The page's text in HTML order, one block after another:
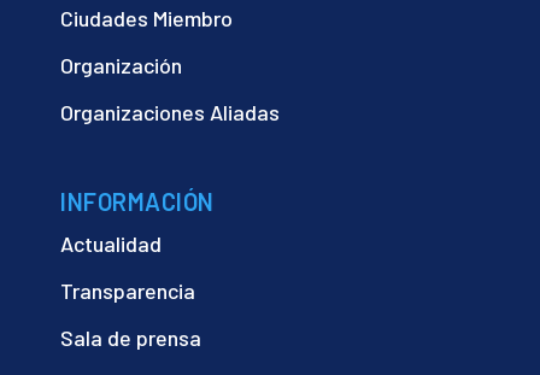
Ciudades Miembro
Organización
Organizaciones Aliadas
INFORMACIÓN
Actualidad
Transparencia
Sala de prensa